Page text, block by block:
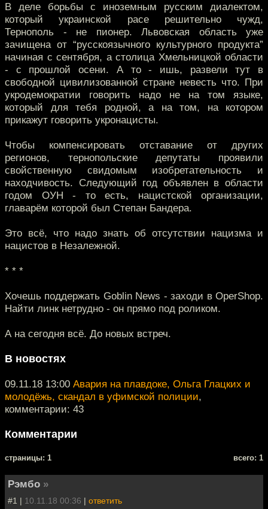
В деле борьбы с иноземным русским диалектом,
который украинской расе решительно чужд,
Тернополь - не пионер. Львовская область уже
зачищена от “русскоязычного культурного продукта”
начиная с сентября, а столица Хмельницкой области
- с прошлой осени. А то - ишь, развели тут в
свободной цивилизованной стране невесть что. При
укродемократии говорить надо не на том языке,
который для тебя родной, а на том, на котором
прикажут говорить укронацисты.
Чтобы компенсировать отставание от других
регионов, тернопольские депутаты проявили
свойственную свидомым изобретательность и
находчивость. Следующий год объявлен в области
годом ОУН - то есть, нацистской организации,
главарём которой был Степан Бандера.
Это всё, что надо знать об отсутствии нацизма и
нацистов в Незалежной.
* * *
Хочешь поддержать Goblin News - заходи в OperShop.
Найти линк нетрудно - он прямо под роликом.
А на сегодня всё. До новых встреч.
В новостях
09.11.18 13:00 Авария на плавдоке, Ольга Глацких и
молодёжь, скандал в уфимской полиции,
комментарии: 43
Комментарии
cтраницы: 1 всего: 1
Рэмбо »
#1 | 10.11.18 00:36 | ответить